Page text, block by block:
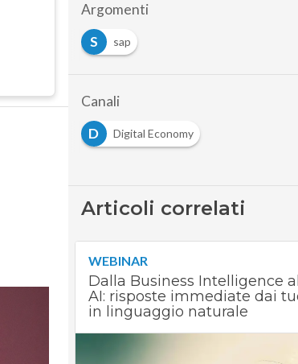
Argomenti
S
sap
Canali
D
Digital Economy
Articoli correlati
WEBINAR
Dalla Business Intelligence
AI: risposte immediate dai
in linguaggio naturale